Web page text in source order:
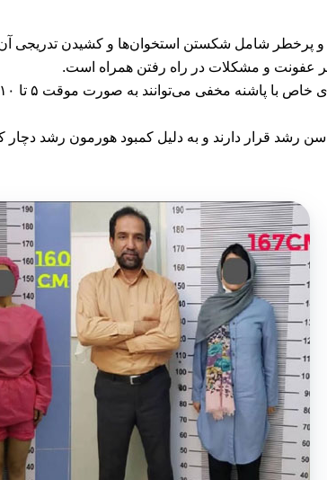
و پرخطر شامل شکستن استخوان‌ها و کشیدن تدریجی
عفونت و مشکلات در راه رفتن همراه است.
سن رشد قرار دارند و به دلیل کمبود هورمون رشد